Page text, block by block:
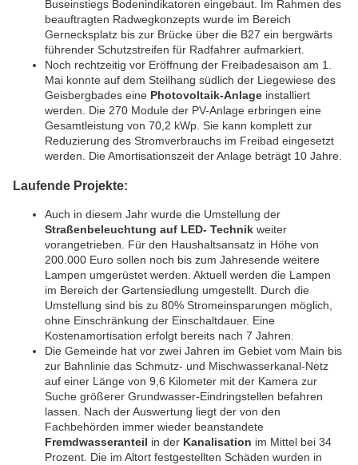
Buseinstiegs Bodenindikatoren eingebaut. Im Rahmen des
beauftragten Radwegkonzepts wurde im Bereich
Gernecksplatz bis zur Brücke über die B27 ein bergwärts
führender Schutzstreifen für Radfahrer aufmarkiert.
Noch rechtzeitig vor Eröffnung der Freibadesaison am 1.
Mai konnte auf dem Steilhang südlich der Liegewiese des
Geisbergbades eine Photovoltaik-Anlage installiert
werden. Die 270 Module der PV-Anlage erbringen eine
Gesamtleistung von 70,2 kWp. Sie kann komplett zur
Reduzierung des Stromverbrauchs im Freibad eingesetzt
werden. Die Amortisationszeit der Anlage beträgt 10 Jahre.
Laufende Projekte:
Auch in diesem Jahr wurde die Umstellung der
Straßenbeleuchtung auf LED- Technik weiter
vorangetrieben. Für den Haushaltsansatz in Höhe von
200.000 Euro sollen noch bis zum Jahresende weitere
Lampen umgerüstet werden. Aktuell werden die Lampen
im Bereich der Gartensiedlung umgestellt. Durch die
Umstellung sind bis zu 80% Stromeinsparungen möglich,
ohne Einschränkung der Einschaltdauer. Eine
Kostenamortisation erfolgt bereits nach 7 Jahren.
Die Gemeinde hat vor zwei Jahren im Gebiet vom Main bis
zur Bahnlinie das Schmutz- und Mischwasserkanal-Netz
auf einer Länge von 9,6 Kilometer mit der Kamera zur
Suche größerer Grundwasser-Eindringstellen befahren
lassen. Nach der Auswertung liegt der von den
Fachbehörden immer wieder beanstandete
Fremdwasseranteil in der Kanalisation im Mittel bei 34
Prozent. Die im Altort festgestellten Schäden wurden in